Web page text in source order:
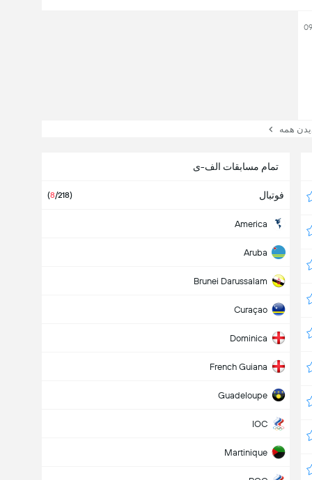
همه
تمام مسابقات الف-ی
فوتبال (8/218)
America
Aruba
Brunei Darussalam
Curaçao
Dominica
French Guiana
Guadeloupe
IOC
Martinique